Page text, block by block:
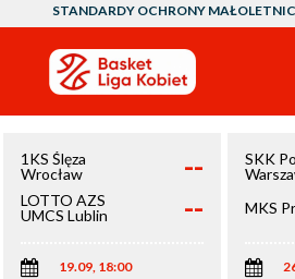
STANDARDY OCHRONY
1KS Ślęza
Wrocław
--
LOTTO AZS
UMCS Lublin
--
19.09, 18:00
SKK
MKS